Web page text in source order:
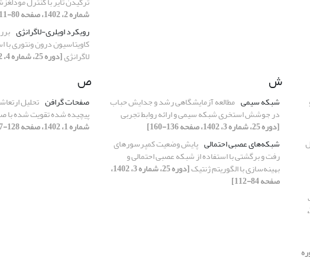
شماره 2، 1402، صفحه 80-111]
رویکرد اویلری-لاگرانژی
کاویتاسیون درون ونتوری با
لاگرانژی[دوره 25، شماره 4، 1402، صفحه 27-50]
[دوره 25،
ش
شبکه سیمی مطالعه آزمایشگاهی رشد و جدایش حباب
در جوشش استخری شبکه سیمی و ارائه روابط تجربی
[دوره 25، شماره 3، 1402، صفحه 136-160]
شبکه‌های عصبی احتمالی پایش وضعیت کمپرسورهای
رفت و برگشتی با استفاده از شبکه عصبی احتمالی و
بهینه‌سازی با الگوریتم ژنتیک [دوره 25، شماره 3، 1402،
صفحه 84-112]
ص
صفحات گرافن تحلیل
پیچیده شده تقویت شده با
شماره 1، 1402، صفحه 128-167]